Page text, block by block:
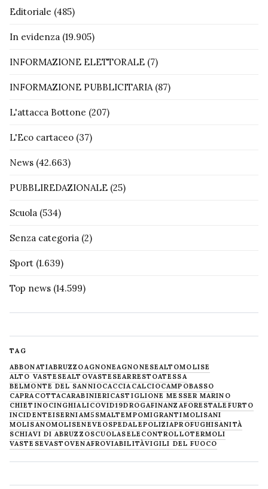
Editoriale (485)
In evidenza (19.905)
INFORMAZIONE ELETTORALE (7)
INFORMAZIONE PUBBLICITARIA(87)
L'attacca Bottone (207)
L'Eco cartaceo (37)
News (42.663)
PUBBLIREDAZIONALE (25)
Scuola (534)
Senza categoria (2)
Sport (1.639)
Top news (14.599)
TAG
ABBONATIABRUZZOAGNONEAGNONESEALTOMOLISE
ALTO VASTESEALTOVASTESEARRESTOATESSA
BELMONTE DEL SANNIOCACCIACALCIOCAMPOBASSO
CAPRACOTTACARABINIERICASTIGLIONE MESSER MARINO
CHIETINOCINGHIALICOVID19DROGAFINANZAFORESTALE FURTO
INCIDENTEISERNIAM5SMALTEMPOMIGRANTIMOLISANI
MOLISANOMOLISENEVE OSPEDALEPOLIZIAPROFUGHISANITÀ
SCHIAVI DI ABRUZZOSCUOLASELECONTROLLOTERMOLI
VASTESEVASTOVENAFROVIABILITÀVIGILI DEL FUOCO